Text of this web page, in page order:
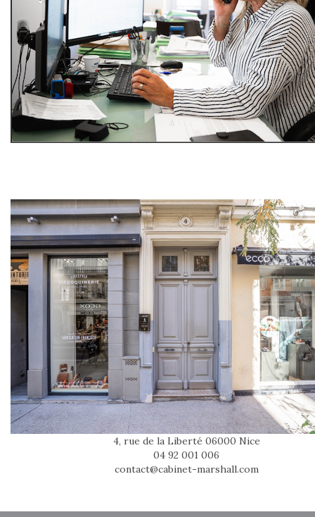
4, rue de la Liberté 06000 Nice
04 92 001 006
contact@cabinet-marshall.com